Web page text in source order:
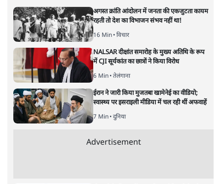
अगस्त क्रांति आंदोलन में जनता की एकजुटता कायम
रहती तो देश का विभाजन संभव नहीं था!
16 Min• विचार
NALSAR दीक्षांत समारोह के मुख्य अतिथि के रूप
में CJI सूर्यकांत का छात्रों ने किया विरोध
6 Min• तेलंगाना
ईरान ने जारी किया मुजतबा खामेनेई का वीडियो;
स्वास्थ्य पर इसराइली मीडिया में चल रही थीं अफवाहें
7 Min• दुनिया
Advertisement